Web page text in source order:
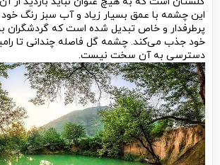
این چشمه با عمق بسیار زیاد و آب سبز رنگ
پرطرفدار و خاص تبدیل شده است که گردشگران
خود جذب می‌کند. چشمه گل فاصله چندانی تا
دسترسی به آن سخت نیست.